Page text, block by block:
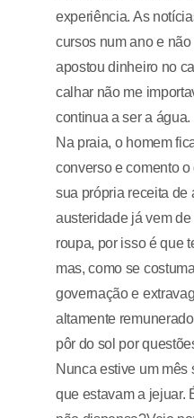
experiência. As
cursos num ano e
apostou dinheiro no
calhar não me
continua a ser a
Na praia, o homem
converso e comento
sua própria receita de
austeridade já vem
roupa, por isso é que
mas, como se
governação e
altamente
pôr do sol por
Nunca estive um
que estavam a jejuar.